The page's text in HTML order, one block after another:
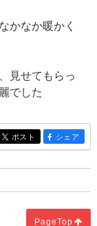
かなか暖かく
見せてもらっ
でした
entry655
ポスト entry655
シェア
PageTop